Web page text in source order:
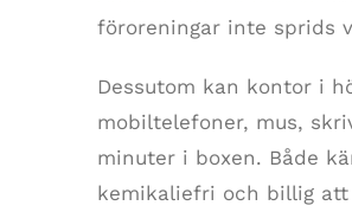
föroreningar inte sprids
Dessutom kan kontor i
mobiltelefoner, mus,
minuter i boxen. Både
kemikaliefri och billig att